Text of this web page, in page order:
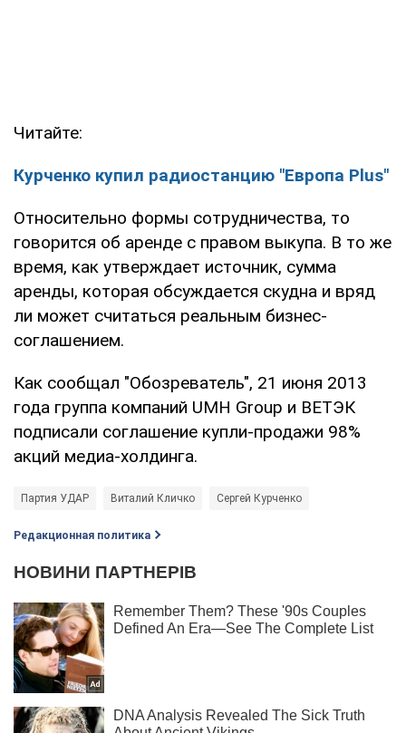
Читайте:
Курченко купил радиостанцию "Европа Plus"
Относительно формы сотрудничества, то
говорится об аренде с правом выкупа. В то же
время, как утверждает источник, сумма
аренды, которая обсуждается скудна и вряд
ли может считаться реальным бизнес-
соглашением.
Как сообщал "Обозреватель", 21 июня 2013
года группа компаний UMH Group и ВЕТЭК
подписали соглашение купли-продажи 98%
акций медиа-холдинга.
Партия УДАР Виталий Кличко Сергей Курченко
Редакционная политика